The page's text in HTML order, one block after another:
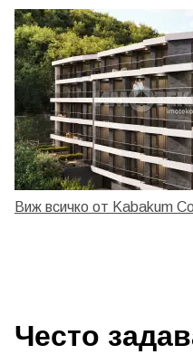
Виж всичко от Kabakum
Често